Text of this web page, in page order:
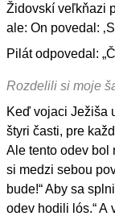
Židovskí veľkňazi
ale: On povedal:
Pilát odpovedal:
Rozdelili si moje
Keď vojaci Ježiša
štyri časti, pre
Ale tento odev bol
si medzi sebou
bude!“ Aby sa
odev hodili lós.“ A